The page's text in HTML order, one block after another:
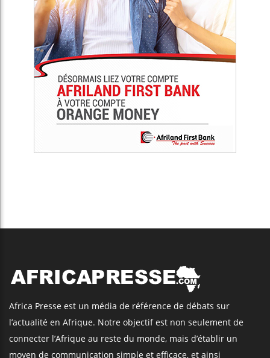
Africa Presse est un média de référence de débats sur
l’actualité en Afrique. Notre objectif est non seulement de
connecter l’Afrique au reste du monde, mais d’établir un
moyen de communication simple et efficace, et ainsi